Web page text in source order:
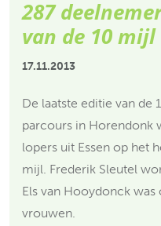
287
van de 10 mijl
17.11.2013
De laatste editie van de
parcours in Horendonk
lopers uit Essen op het
mijl. Frederik Sleutel
Els van Hooydonck
vrouwen.